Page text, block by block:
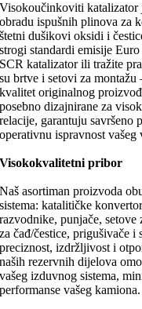
Visokoučinkoviti katalizator
obradu ispušnih plinova za
štetni dušikovi oksidi i
strogi standardi emisije
SCR katalizator ili tražite
su brtve i setovi za montažu
kvalitet originalnog
posebno dizajnirane za
relacije, garantuju savršeno
operativnu ispravnost vašeg
Visokokvalitetni pribor
Naš asortiman proizvoda
sistema: katalitičke
razvodnike, punjače, setove
za čađ/čestice, prigušivače i
preciznost, izdržljivost i
naših rezervnih dijelova
vašeg izduvnog sistema,
performanse vašeg kamiona.